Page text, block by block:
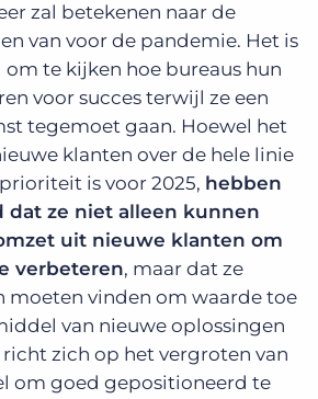
zal betekenen naar de
van voor de pandemie. Het is
te kijken hoe bureaus hun
voor succes terwijl ze een
tegemoet gaan. Hoewel het
klanten over de hele linie
is voor 2025, hebben
dat ze niet alleen kunnen
uit nieuwe klanten om
verbeteren, maar dat ze
moeten vinden om waarde toe
van nieuwe oplossingen
richt zich op het vergroten van
om goed gepositioneerd te